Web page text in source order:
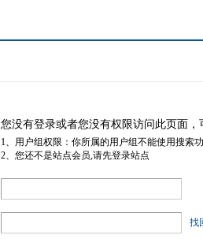
您没有登录或者您没有权限访问此页面
1、用户组权限：你所属的用户组不能使用搜索
2、您还不是站点会员,请先登录站点
找